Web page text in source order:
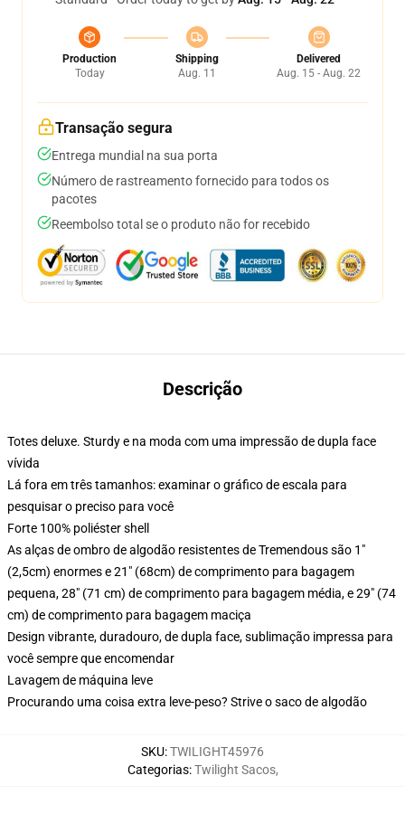
Production
Today
Shipping
Aug. 11
Delivered
Aug. 15 - Aug. 22
Transação segura
Entrega mundial na sua porta
Número de rastreamento fornecido para todos os
pacotes
Reembolso total se o produto não for recebido
Descrição
Totes deluxe. Sturdy e na moda com uma impressão de dupla face
vívida
Lá fora em três tamanhos: examinar o gráfico de escala para
pesquisar o preciso para você
Forte 100% poliéster shell
As alças de ombro de algodão resistentes de Tremendous são 1"
(2,5cm) enormes e 21" (68cm) de comprimento para bagagem
pequena, 28" (71 cm) de comprimento para bagagem média, e 29" (74
cm) de comprimento para bagagem maciça
Design vibrante, duradouro, de dupla face, sublimação impressa para
você sempre que encomendar
Lavagem de máquina leve
Procurando uma coisa extra leve-peso? Strive o saco de algodão
SKU:TWILIGHT45976
Categorias:Twilight Sacos,